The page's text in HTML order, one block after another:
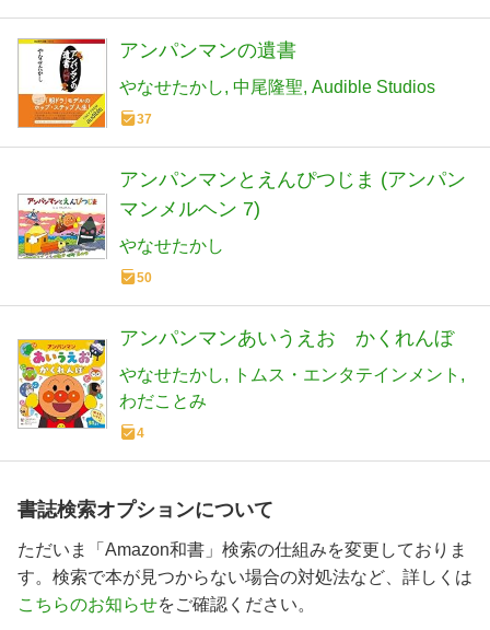
アンパンマンの遺書
やなせたかし 中尾隆聖 Audible Studios
37
アンパンマンとえんぴつじま (アンパン
マンメルヘン 7)
やなせたかし
50
アンパンマンあいうえお かくれんぼ
やなせたかし
トムス・エンタテインメント
わだことみ
4
書誌検索オプションについて
ただいま「Amazon和書」検索の仕組みを変更しておりま
す。検索で本が見つからない場合の対処法など、詳しくは
こちらのお知らせをご確認ください。